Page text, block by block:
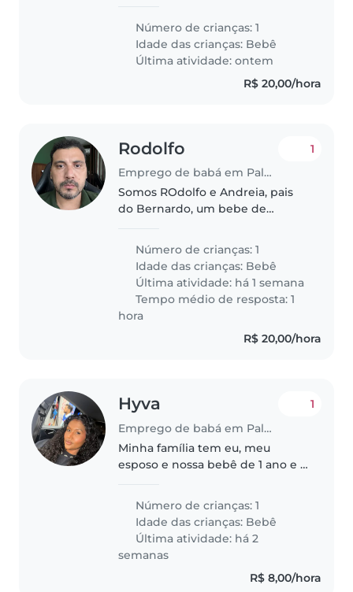
carinhoso e curioso, por isso é
importante a pessoa ser
experiente e..
Número de crianças: 1
Idade das crianças: Bebê
Última atividade: ontem
R$ 20,00/hora
Rodolfo
Emprego de babá em Palmas
1
Somos ROdolfo e Andreia, pais
do Bernardo, um bebe de
inteligente. Queremos uma babá
comprometida e carinhosa para
ajudar nos cuidados dele no
horario comercial..
Número de crianças: 1
Idade das crianças: Bebê
Última atividade: há 1 semana
Tempo médio de resposta: 1
hora
R$ 20,00/hora
Hyva
Emprego de babá em Palmas
1
Minha família tem eu, meu
esposo e nossa bebê de 1 ano e 3
esposo trabalha em horário
comercial e eu trabalho fixo de
8h às 14h. Minha bebê é super
inteligente,..
Número de crianças: 1
Idade das crianças: Bebê
Última atividade: há 2
semanas
R$ 8,00/hora